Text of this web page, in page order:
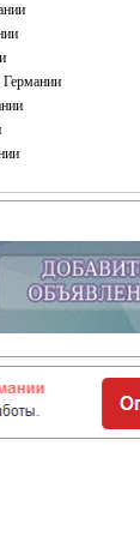
Германии